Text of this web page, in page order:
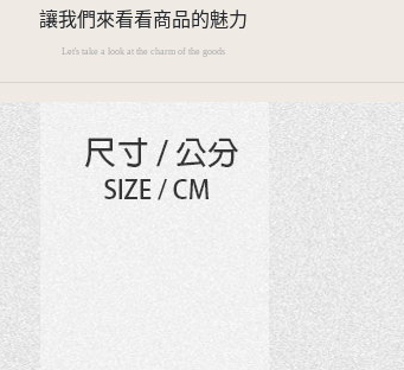
讓我們來看看商品的魅力
Let's take a look at the charm of the goods